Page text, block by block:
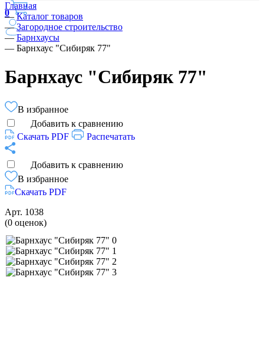
0
Главная
—Каталог товаров
—Загородное строительство
—Барнхаусы
— Барнхаус "Сибиряк 77"
Барнхаус "Сибиряк 77"
В избранное
Добавить к сравнению
Скачать PDF
Распечатать
Добавить к сравнению
В избранное
Скачать PDF
Арт. 1038
(0 оценок)